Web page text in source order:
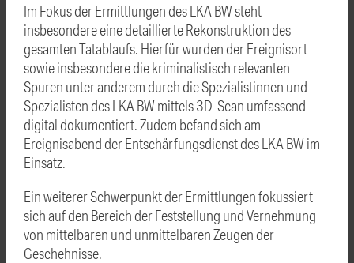
Im Fokus der Ermittlungen des LKA BW steht
insbesondere eine detaillierte Rekonstruktion des
gesamten Tatablaufs. Hierfür wurden der Ereignisort
sowie insbesondere die kriminalistisch relevanten
Spuren unter anderem durch die Spezialistinnen und
Spezialisten des LKA BW mittels 3D-Scan umfassend
digital dokumentiert. Zudem befand sich am
Ereignisabend der Entschärfungsdienst des LKA BW im
Einsatz.
Ein weiterer Schwerpunkt der Ermittlungen fokussiert
sich auf den Bereich der Feststellung und Vernehmung
von mittelbaren und unmittelbaren Zeugen der
Geschehnisse.